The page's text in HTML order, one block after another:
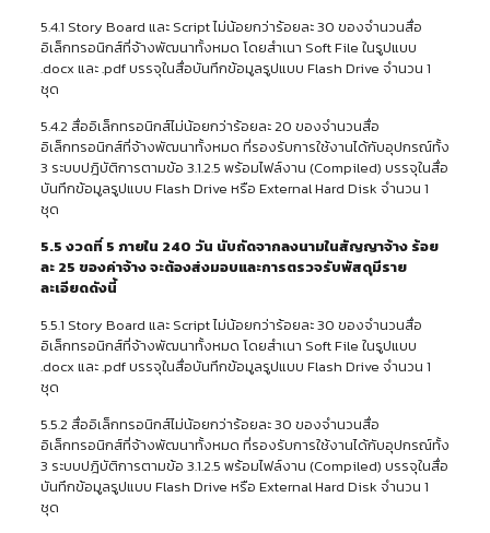
5.4.1 Story Board และ Script ไม่น้อยกว่าร้อยละ 30 ของจำนวนสื่อ
อิเล็กทรอนิกส์ที่จ้างพัฒนาทั้งหมด โดยสำเนา Soft File ในรูปแบบ
.docx และ .pdf บรรจุในสื่อบันทึกข้อมูลรูปแบบ Flash Drive จำนวน 1
ชุด
5.4.2 สื่ออิเล็กทรอนิกส์ไม่น้อยกว่าร้อยละ 20 ของจำนวนสื่อ
อิเล็กทรอนิกส์ที่จ้างพัฒนาทั้งหมด ที่รองรับการใช้งานได้กับอุปกรณ์ทั้ง
3 ระบบปฎิบัติการตามข้อ 3.1.2.5 พร้อมไฟล์งาน (Compiled) บรรจุในสื่อ
บันทึกข้อมูลรูปแบบ Flash Drive หรือ External Hard Disk จำนวน 1
ชุด
5.5 งวดที่ 5 ภายใน 240 วัน นับถัดจากลงนามในสัญญาจ้าง ร้อย
ละ 25 ของค่าจ้าง จะต้องส่งมอบและการตรวจรับพัสดุมีราย
ละเอียดดังนี้
5.5.1 Story Board และ Script ไม่น้อยกว่าร้อยละ 30 ของจำนวนสื่อ
อิเล็กทรอนิกส์ที่จ้างพัฒนาทั้งหมด โดยสำเนา Soft File ในรูปแบบ
.docx และ .pdf บรรจุในสื่อบันทึกข้อมูลรูปแบบ Flash Drive จำนวน 1
ชุด
5.5.2 สื่ออิเล็กทรอนิกส์ไม่น้อยกว่าร้อยละ 30 ของจำนวนสื่อ
อิเล็กทรอนิกส์ที่จ้างพัฒนาทั้งหมด ที่รองรับการใช้งานได้กับอุปกรณ์ทั้ง
3 ระบบปฎิบัติการตามข้อ 3.1.2.5 พร้อมไฟล์งาน (Compiled) บรรจุในสื่อ
บันทึกข้อมูลรูปแบบ Flash Drive หรือ External Hard Disk จำนวน 1
ชุด